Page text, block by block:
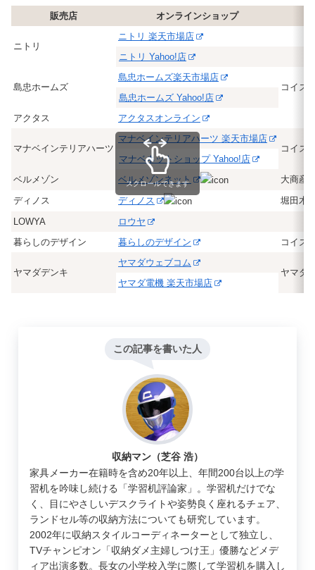
販売店 オンラインショップ
ニトリ
ニトリ 楽天市場店
ニトリ Yahoo!店
島忠ホームズ
島忠ホームズ楽天市場店
コイズ
島忠ホームズ Yahoo!店
アクタス
アクタスオンライン
マナベインテリアハーツ
マナベインテリアハーツ 楽天市場店
コイズ
マナベネットショップ Yahoo!店
ベルメゾン
ベルメゾンネット
大商産
ディノス
ディノス
堀田木
LOWYA
ロウヤ
暮らしのデザイン
暮らしのデザイン コイズ
ヤマダデンキ
ヤマダウェブコム
ヤマダ
ヤマダ電機 楽天市場店
スクロールできます
この記事を書いた人
収納マン（芝谷 浩）
家具メーカー在籍時を含め20年以上、年間200台以上の学
習机を吟味し続ける「学習机評論家」。学習机だけでな
く、目にやさしいデスクライトや姿勢良く座れるチェア、
ランドセル等の収納方法についても研究しています。
2002年に収納スタイルコーディネーターとして独立し、
TVチャンピオン「収納ダメ主婦しつけ王」優勝などメデ
ィア出演多数。長女の小学校入学に際して学習机を購入し